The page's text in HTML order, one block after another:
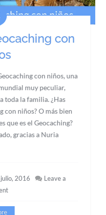
con
con niños, una
muy peculiar,
toda la familia. ¿Has
con niños? O más bien
que es el Geocaching?
gracias a Nuria
2016
Leave a